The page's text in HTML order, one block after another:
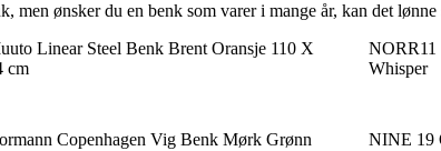
ønsker du en benk som varer i mange år, kan det
Linear Steel Benk Brent Oransje 110 X
cm
NORR11
Whisper
Copenhagen Vig Benk Mørk Grønn NINE 19